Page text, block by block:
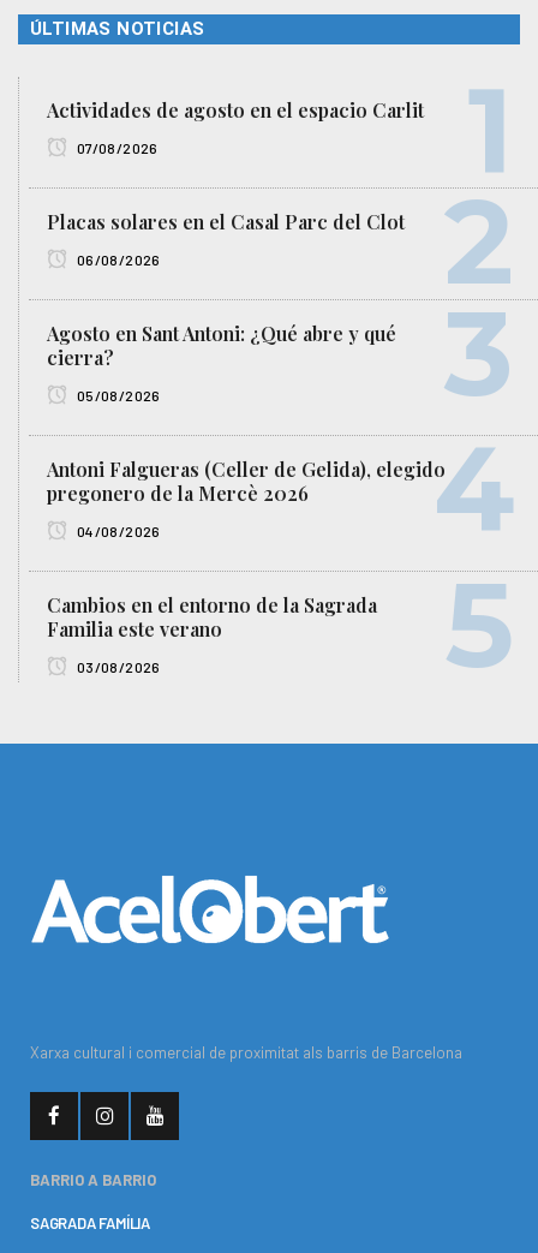
ÚLTIMAS NOTICIAS
Actividades de agosto en el espacio Carlit
07/08/2026
Placas solares en el Casal Parc del Clot
06/08/2026
Agosto en Sant Antoni: ¿Qué abre y qué
cierra?
05/08/2026
Antoni Falgueras (Celler de Gelida), elegido
pregonero de la Mercè 2026
04/08/2026
Cambios en el entorno de la Sagrada
Familia este verano
03/08/2026
Xarxa cultural i comercial de proximitat als barris de Barcelona
BARRIO A BARRIO
SAGRADA FAMÍLIA